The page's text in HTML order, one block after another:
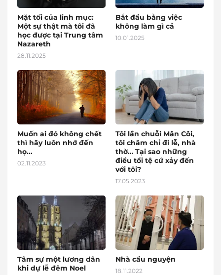
Mặt tối của linh mục:
Một sự thật mà tôi đã
học được tại Trung tâm
Nazareth
28.11.2025
Bắt đầu bằng việc
không làm gì cả
10.01.2025
Muốn ai đó không chết
thì hãy luôn nhớ đến
họ...
02.11.2023
Tôi lần chuỗi Mân Côi,
tôi chăm chỉ đi lễ, nhà
thờ… Tại sao những
điều tồi tệ cứ xảy đến
với tôi?
17.05.2023
Tâm sự một lương dân
khi dự lễ đêm Noel
Nhà cầu nguyện
18.11.2022